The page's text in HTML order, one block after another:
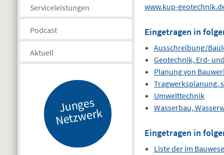
Serviceleistungen
Podcast
Aktuell
J
u
n
g
es
N
etz
w
er
k
www.kup-
Eingetragen in
Ausschreibung/
Geotechnik, Erd-
Planung von
Tragwerksplanung,
Umwelttechnik
Wasserbau,
Eingetragen in
Liste der im